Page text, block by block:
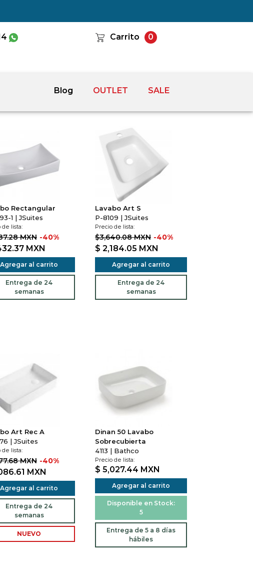
Carrito 0
Blog OUTLET SALE
Rectangular
1 | JSuites
de lista:
MXN -40%
MXN
Agregar al carrito
Entrega de 24
semanas
Lavabo Art S
P-8109 | JSuites
Precio de lista:
$3,640.08 MXN -40%
$ 2,184.05 MXN
Agregar al carrito
Entrega de 24
semanas
Art Rec A
| JSuites
de lista:
MXN -40%
MXN
Agregar al carrito
Entrega de 24
semanas
NUEVO
Dinan 50 Lavabo
Sobrecubierta
4113 | Bathco
Precio de lista:
$ 5,027.44 MXN
Agregar al carrito
Disponible en Stock:
5
Entrega de 5 a 8 días
hábiles